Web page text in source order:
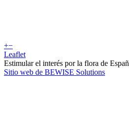
+−
Leaflet
Estimular el interés por la flora de
Sitio web de BEWISE Solutions